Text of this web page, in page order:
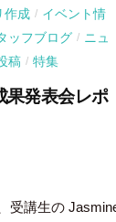
作成 / イベント情
ッフブログ / ニュ
稿 / 特集
果発表会レポ
受講生の